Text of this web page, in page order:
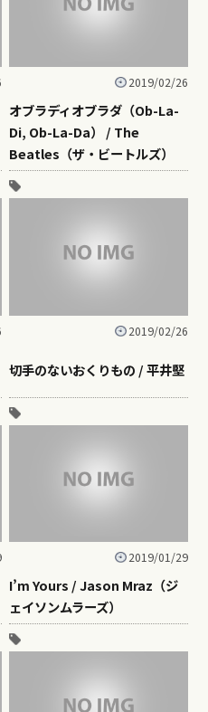
2019/02/26
オブラディオブラダ（Ob-La-
Di, Ob-La-Da） / The
Beatles（ザ・ビートルズ）
2019/02/26
切手のないおくりもの / 平井堅
2019/01/29
I’m Yours / Jason Mraz（ジ
ェイソンムラーズ）